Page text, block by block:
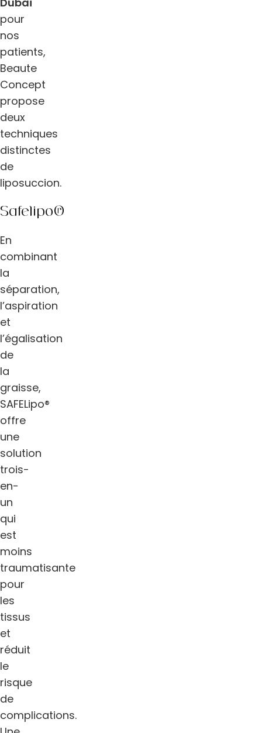
pour
nos
patients,
Beaute
Concept
propose
deux
techniques
distinctes
de
liposuccion.
Safelipo®
En
combinant
la
séparation,
l’aspiration
et
l’égalisation
de
la
graisse,
SAFELipo®
offre
une
solution
trois-
en-
un
qui
est
moins
traumatisante
pour
les
tissus
et
réduit
le
risque
de
complications.